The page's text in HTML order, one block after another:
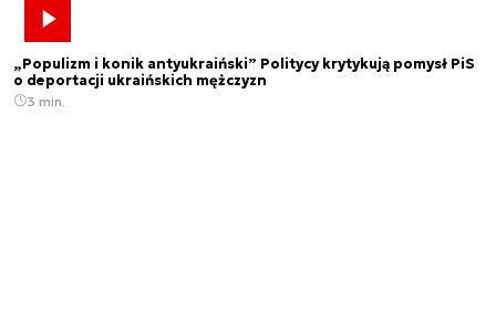
„Populizm i konik antyukraiński” Politycy krytykują pomysł PiS
o deportacji ukraińskich mężczyzn
3 min.